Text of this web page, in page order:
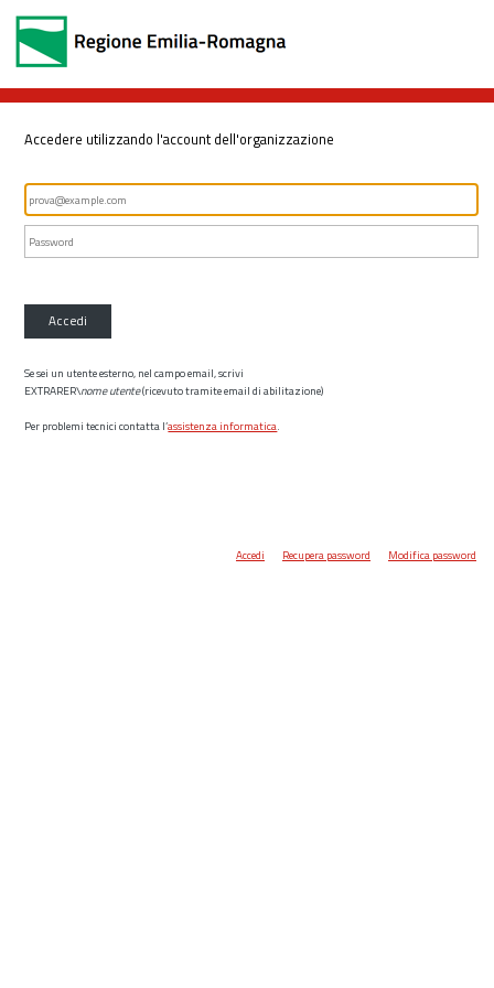
Accedere utilizzando l'account dell'organizzazione
Accedi
Se sei un utente esterno, nel campo email, scrivi
EXTRARER\nome utente(ricevuto tramite email di abilitazione)
Per problemi tecnici contatta l’assistenza informatica.
Accedi Recupera password Modifica password